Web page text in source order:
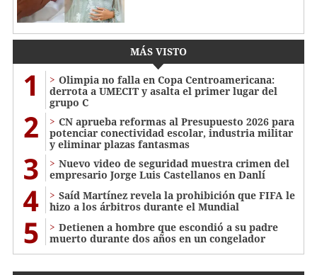
MÁS VISTO
1
Olimpia no falla en Copa Centroamericana:
derrota a UMECIT y asalta el primer lugar del
grupo C
2
CN aprueba reformas al Presupuesto 2026 para
potenciar conectividad escolar, industria militar
y eliminar plazas fantasmas
3
Nuevo video de seguridad muestra crimen del
empresario Jorge Luis Castellanos en Danlí
4
Saíd Martínez revela la prohibición que FIFA le
hizo a los árbitros durante el Mundial
5
Detienen a hombre que escondió a su padre
muerto durante dos años en un congelador